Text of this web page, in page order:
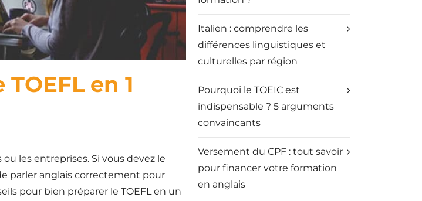
en 1
les entreprises. Si vous devez le
parler anglais correctement pour
pour bien préparer le TOEFL en un
Italien : comprendre les
différences linguistiques et
culturelles par région
Pourquoi le TOEIC est
indispensable ? 5 arguments
convaincants
Versement du CPF : tout savoir
pour financer votre formation
en anglais